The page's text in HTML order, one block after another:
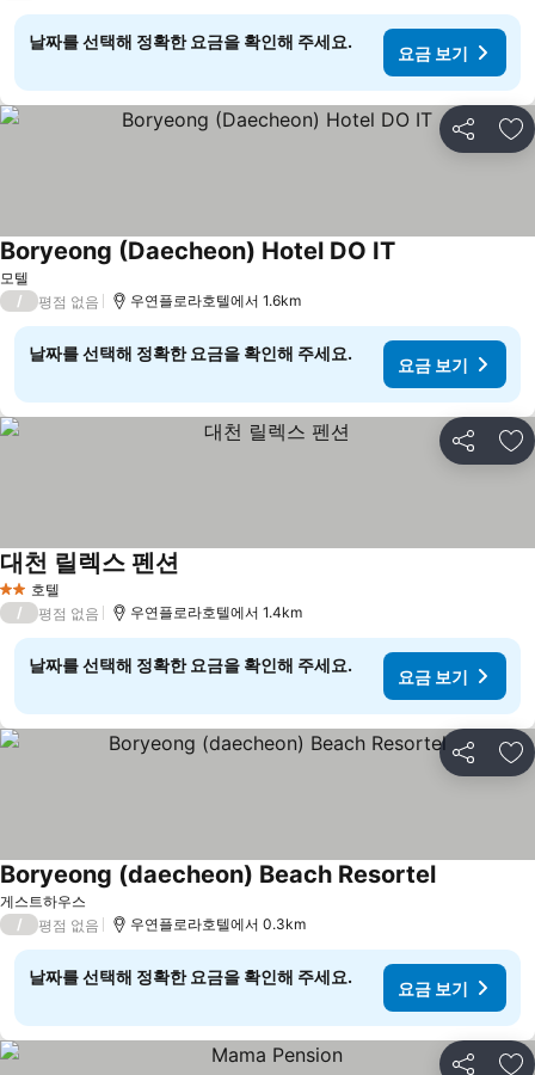
날짜를 선택해 정확한 요금을 확인해 주세요.
요금 보기
공유 즐
모텔
Boryeong (Daecheon) Hotel DO IT
/ 평점 없음 우연플로라호텔에서 1.6km
날짜를 선택해 정확한 요금을 확인해 주세요.
요금 보기
공유 즐
2 성급호텔
대천 릴렉스 펜션
/ 평점 없음 우연플로라호텔에서 1.4km
날짜를 선택해 정확한 요금을 확인해 주세요.
요금 보기
공유 즐
게스트하우스
Boryeong (daecheon) Beach Resortel요금 보기
/ 평점 없음 우연플로라호텔에서 0.3km
날짜를 선택해 정확한 요금을 확인해 주세요.
요금 보기